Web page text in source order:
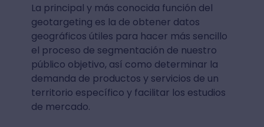
La principal y más conocida función del
geotargeting es la de obtener datos
geográficos útiles para hacer más sencillo
el proceso de segmentación de nuestro
público objetivo, así como determinar la
demanda de productos y servicios de un
territorio específico y facilitar los estudios
de mercado.